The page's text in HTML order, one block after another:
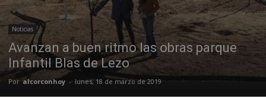
Noticias
Avanzan a buen ritmo las obras parque
Infantil Blas de Lezo
Por alcorconhoy - lunes, 18 de marzo de 2019